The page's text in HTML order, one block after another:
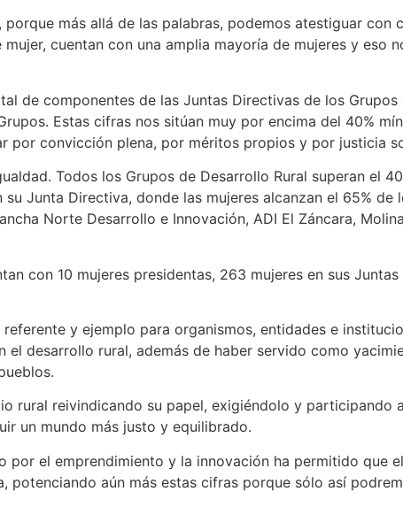
más allá de las palabras, podemos atestiguar
cuentan con una amplia mayoría de mujeres y eso
de componentes de las Juntas Directivas de los
Estas cifras nos sitúan muy por encima del 40%
por convicción plena, por méritos propios y por justicia
Todos los Grupos de Desarrollo Rural superan el
Junta Directiva, donde las mujeres alcanzan el 65%
Norte Desarrollo e Innovación, ADI El Záncara,
con 10 mujeres presidentas, 263 mujeres en sus
y ejemplo para organismos, entidades e
desarrollo rural, además de haber servido como
rural reivindicando su papel, exigiéndolo y participando
un mundo más justo y equilibrado.
el emprendimiento y la innovación ha permitido que
aún más estas cifras porque sólo así